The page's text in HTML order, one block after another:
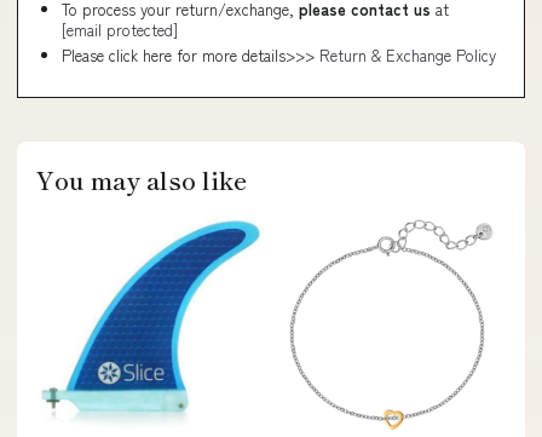
To process your return/exchange, please contact us at
[email protected]
Please click here for more details>>> Return & Exchange Policy
You may also like